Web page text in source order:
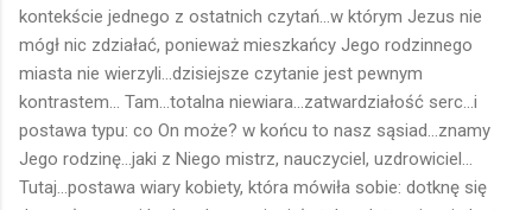
kontekście jednego z ostatnich czytań...w którym Jezus nie
mógł nic zdziałać, ponieważ mieszkańcy Jego rodzinnego
miasta nie wierzyli...dzisiejsze czytanie jest pewnym
kontrastem... Tam...totalna niewiara...zatwardziałość serc...i
postawa typu: co On może? w końcu to nasz sąsiad...znamy
Jego rodzinę...jaki z Niego mistrz, nauczyciel, uzdrowiciel...
Tutaj...postawa wiary kobiety, która mówiła sobie: dotknę się